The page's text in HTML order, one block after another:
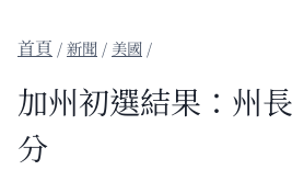
/新聞 / 美國 /
加州初選結果：州
分